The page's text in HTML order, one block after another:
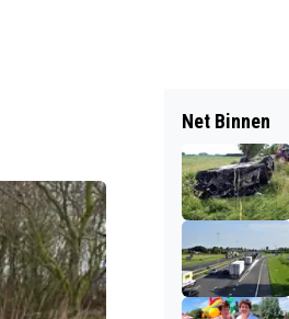
Net Binnen